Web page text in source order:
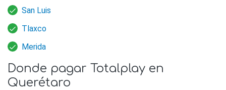
San Luis
Tlaxco
Merida
Donde pagar Totalplay en
Querétaro